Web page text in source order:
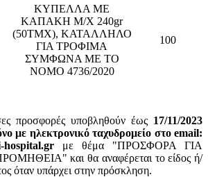
ΚΥΠΕΛΛΑ ΜΕ
ΚΑΠΑΚΗ Μ/Χ 240gr
(50ΤΜΧ), ΚΑΤΑΛΛΗΛΟ
ΓΙΑ ΤΡΟΦΙΜΑ
ΣΥΜΦΩΝΑ ΜΕ ΤΟ
ΝΟΜΟ 4736/2020
100
προσφορές υποβληθούν έως 17/11/2023
με ηλεκτρονικό ταχυδρομείο στο email:
hospital.gr με θέμα "ΠΡΟΣΦΟΡΑ ΓΙΑ
και θα αναφέρεται το είδος ή/
όταν υπάρχει στην πρόσκληση.